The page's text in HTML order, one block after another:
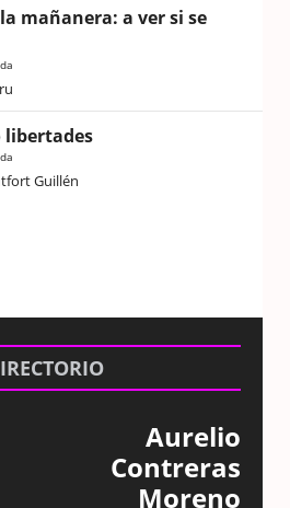
mañanera: a ver si se
libertades
Guillén
Aurelio
Contreras
Moreno